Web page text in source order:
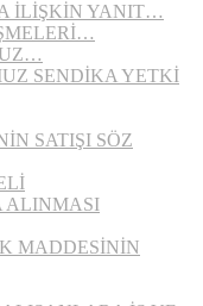
İLİŞKİN YANIT…
SENDİKA YETKİ
SATIŞI SÖZ
ALINMASI
MADDESİNİN